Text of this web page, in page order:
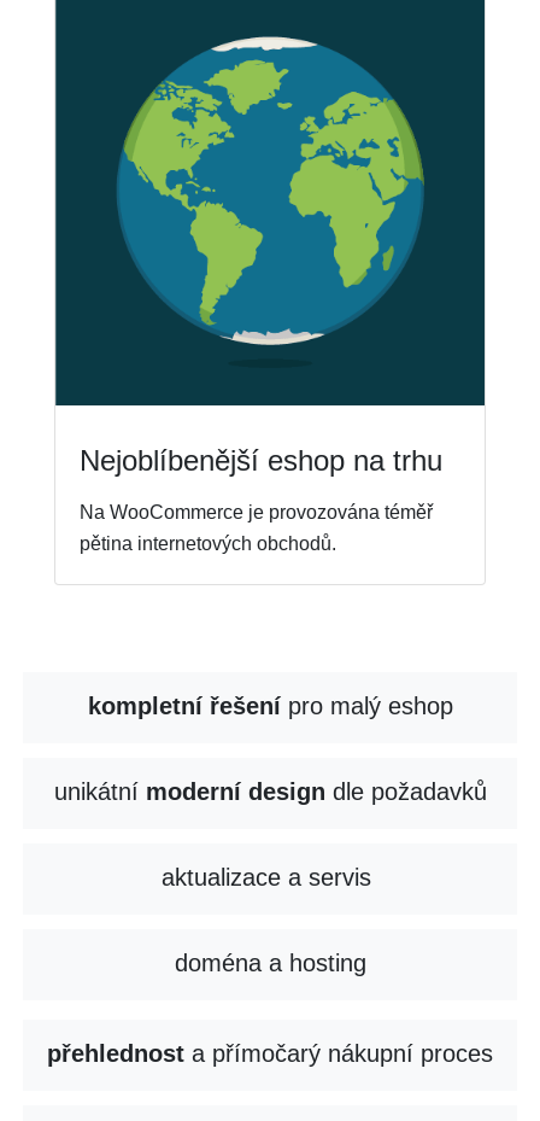
Nejoblíbenější eshop na trhu
Na WooCommerce je provozována téměř
pětina internetových obchodů.
kompletní řešenípro malý eshop
unikátní moderní design dle požadavků
aktualizace a servis
doména a hosting
přehlednost a přímočarý nákupní proces